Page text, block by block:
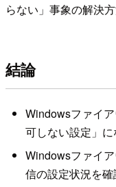
らない」事象の解決
結論
Windowsファイ
可しない設定」に
Windowsファイ
信の設定状況を確